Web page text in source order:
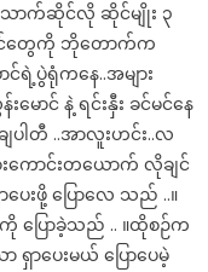
ောက်ဆိုင်လို ဆိုင်မျိုး ၃
င်တွေကို ဘိုတောက်က
ရဲ့ပွဲရုံကနေ..အများ
ာင် နဲ့ ရင်းနှီး ခင်မင်နေ
ျပါတီ ..အာလူးဟင်း..လ
ောင်းတယောက် လိုချင်
ဖို့ ပြောလေ သည် ..။
ကို ပြောခဲ့သည် .. ။ထိုစဉ်က
ာပေးမယ် ပြောပေမဲ့